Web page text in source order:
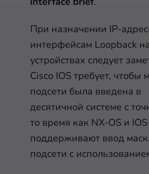
При назначении IP-
интерфейсам Loopback на
устройствах следует
Cisco IOS требует, чтобы
подсети была введена в
десятичной системе с
то время как NX-OS и
поддерживают ввод
подсети с